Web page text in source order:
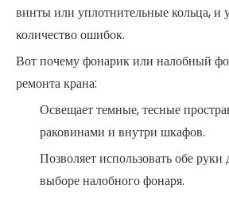
винты или уплотнительные кольца, и
количество ошибок.
Вот почему фонарик или налобный
ремонта крана:
Освещает темные, тесные
раковинами и внутри шкафов.
Позволяет использовать обе
выборе налобного фонаря.